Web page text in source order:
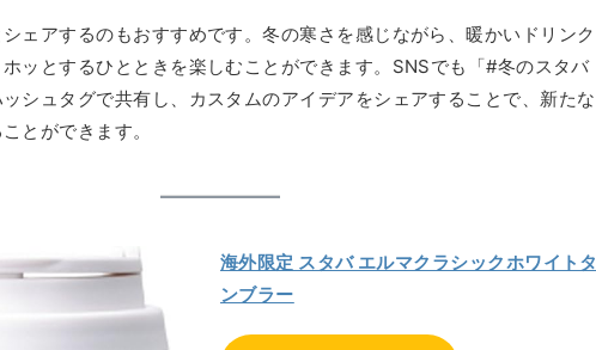
ェアするのもおすすめです。冬の寒さを感じながら、暖かいドリンク
ッとするひとときを楽しむことができます。SNSでも「#冬のスタバ
シュタグで共有し、カスタムのアイデアをシェアすることで、新たな
とができます。
海外限定 スタバ エルマクラシックホワイトタ
ンブラー